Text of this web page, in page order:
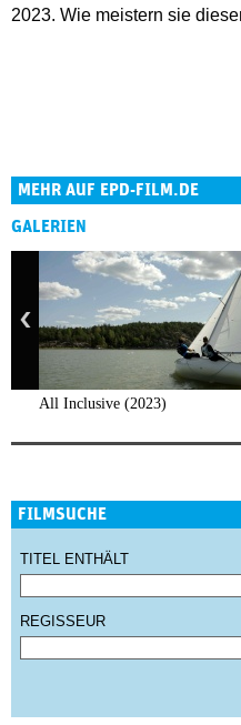
2023. Wie meistern sie
MEHR AUF EPD-FILM.DE
GALERIEN
All Inclusive (2023)
FILMSUCHE
TITEL ENTHÄLT
REGISSEUR